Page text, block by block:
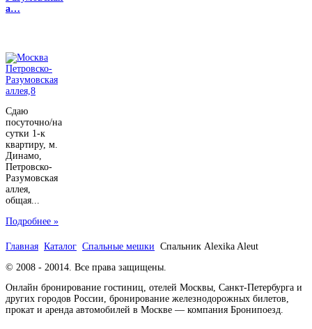
а…
Сдаю
посуточно/на
сутки 1-к
квартиру, м.
Динамо,
Петровско-
Разумовская
аллея,
общая...
Подробнее »
Главная Каталог Спальные мешки Спальник Alexika Aleut
© 2008 - 20014. Все права защищены.
Онлайн бронирование гостиниц, отелей Москвы, Санкт-Петербурга и
других городов России, бронирование железнодорожных билетов,
прокат и аренда автомобилей в Москве — компания Бронипоезд.